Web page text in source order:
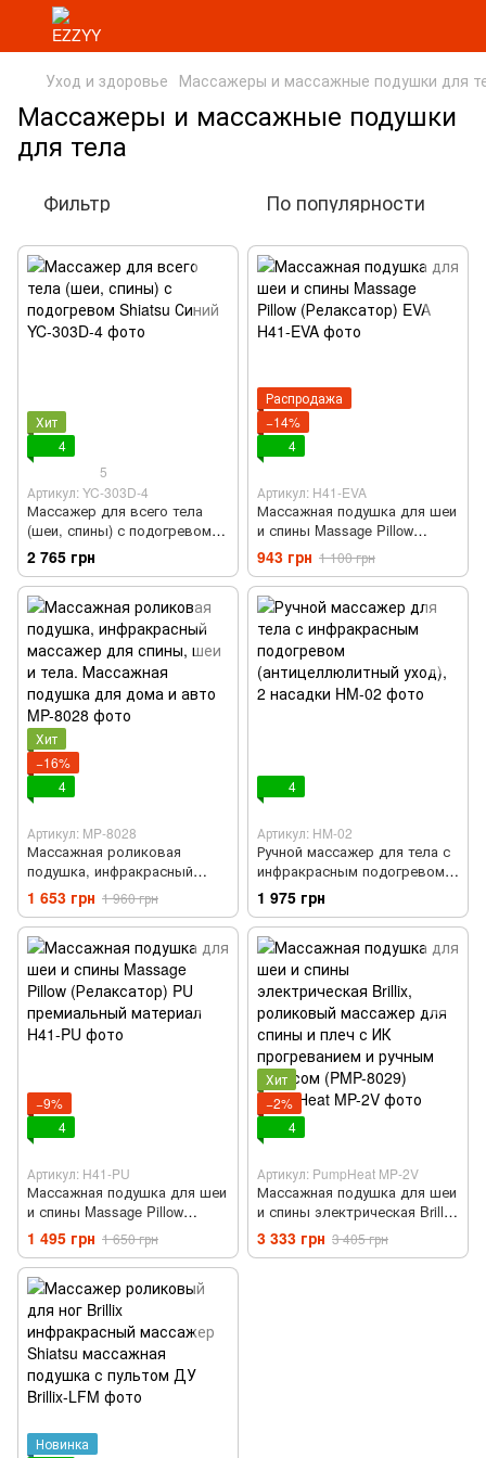
Уход и здоровье Массажеры и массажные подушки для
Массажеры и массажные подушки
для тела
Фильтр По популярности
Хит
4
5
Артикул: YC-303D-4
Массажер для всего тела
(шеи, спины) с подогревом
Shiatsu Синий
2 765 грн
Распродажа
−14%
4
Артикул: H41-EVA
Массажная подушка для шеи
и спины Massage Pillow
(Релаксатор) EVA
943 грн 1 100 грн
Хит
−16%
4
Артикул: MP-8028
Массажная роликовая
подушка, инфракрасный
массажер для спины, шеи и
тела. Массажная подушка
для дома и авто
1 653 грн 1 960 грн
4
Артикул: HM-02
Ручной массажер для тела с
инфракрасным подогревом
(антицеллюлитный уход), 2
насадки
1 975 грн
−9%
4
Артикул: H41-PU
Массажная подушка для шеи
и спины Massage Pillow
(Релаксатор) PU
премиальный материал
1 495 грн 1 650 грн
Хит
−2%
4
Артикул: PumpHeat MP-2V
Массажная подушка для шеи
и спины электрическая Brillix,
роликовый массажер для
спины и плеч с ИК
3 333 грн 3 405 грн
Новинка